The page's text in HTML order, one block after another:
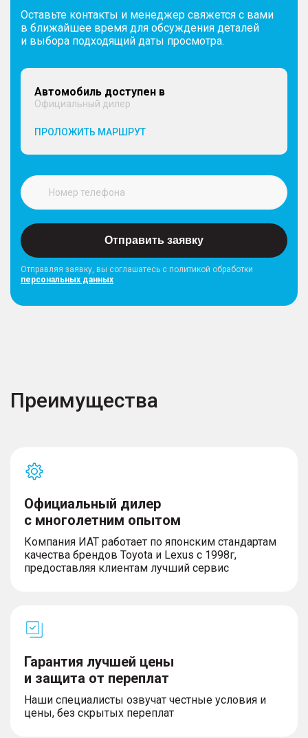
Оставьте контакты и менеджер свяжется с вами
в ближайшее время для обсуждения деталей
и выбора подходящий даты просмотра.
Автомобиль доступен в
Официальный дилер
ПРОЛОЖИТЬ МАРШРУТ
Отправить заявку
Отправляя заявку, вы соглашатесь с политикой обработки
персональных данных
Преимущества
Официальный дилер
с многолетним опытом
Компания ИАТ работает по японским стандартам
качества брендов Toyota и Lexus с 1998г,
предоставляя клиентам лучший сервис
Гарантия лучшей цены
и защита от переплат
Наши специалисты озвучат честные условия и
цены, без скрытых переплат